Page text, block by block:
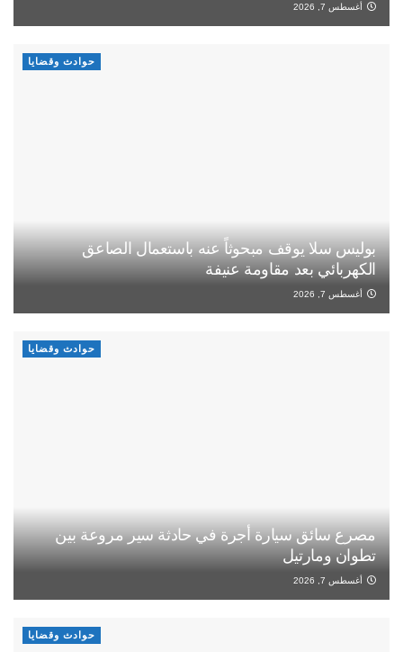
أغسطس 7, 2026
حوادث وقضايا
بوليس سلا يوقف مبحوثاً عنه باستعمال الصاعق
الكهربائي بعد مقاومة عنيفة
أغسطس 7, 2026
حوادث وقضايا
مصرع سائق سيارة أجرة في حادثة سير مروعة بين
تطوان ومارتيل
أغسطس 7, 2026
حوادث وقضايا